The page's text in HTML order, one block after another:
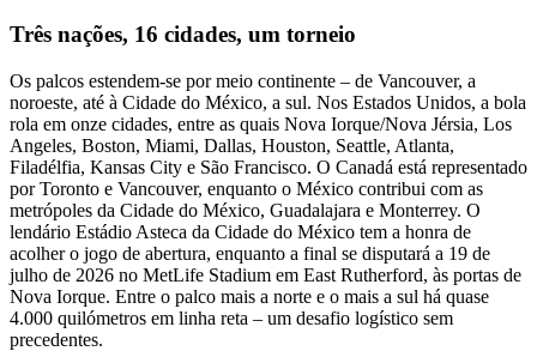
Três nações, 16 cidades, um torneio
Os palcos estendem-se por meio continente – de Vancouver, a
noroeste, até à Cidade do México, a sul. Nos Estados Unidos, a bola
rola em onze cidades, entre as quais Nova Iorque/Nova Jérsia, Los
Angeles, Boston, Miami, Dallas, Houston, Seattle, Atlanta,
Filadélfia, Kansas City e São Francisco. O Canadá está representado
por Toronto e Vancouver, enquanto o México contribui com as
metrópoles da Cidade do México, Guadalajara e Monterrey. O
lendário Estádio Asteca da Cidade do México tem a honra de
acolher o jogo de abertura, enquanto a final se disputará a 19 de
julho de 2026 no MetLife Stadium em East Rutherford, às portas de
Nova Iorque. Entre o palco mais a norte e o mais a sul há quase
4.000 quilómetros em linha reta – um desafio logístico sem
precedentes.